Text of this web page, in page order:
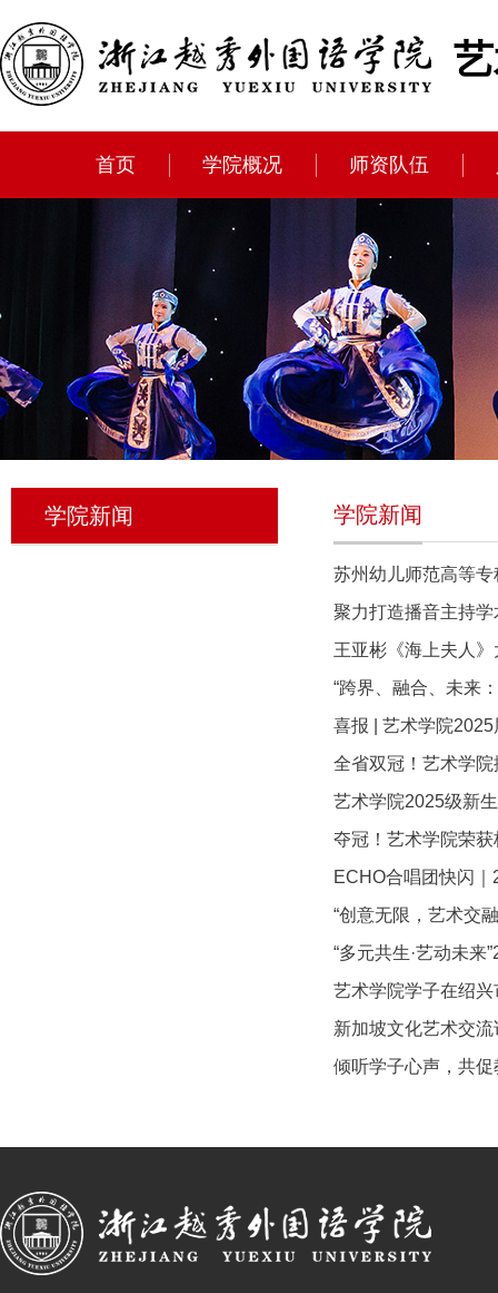
首页 学院概况 师资队伍
学院新闻 学院新闻
苏州幼儿师范高等
聚力打造播音主持学
王亚彬《海上夫人
“跨界、融合、未来
喜报 | 艺术学院
全省双冠！艺术学院
艺术学院2025级新
夺冠！艺术学院荣
ECHO合唱团快闪
“创意无限，艺术交
“多元共生·艺动未
艺术学院学子在绍
新加坡文化艺术交
倾听学子心声，共